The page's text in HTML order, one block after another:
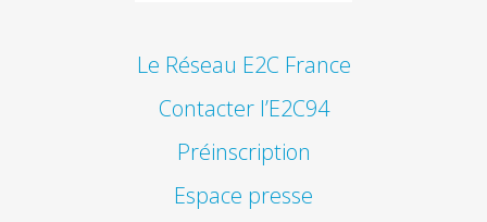
Le Réseau E2C France
Contacter l’E2C94
Préinscription
Espace presse